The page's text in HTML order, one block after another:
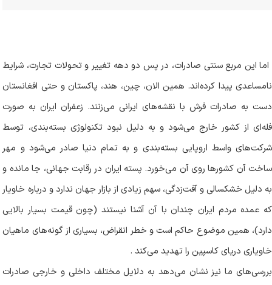
اما این مربع سنتی صادرات، در پس دو دهه تغییر و تحولات تجارت، شرایط
نامساعدی پیدا کرده‌اند. همین الان، چین، هند، پاکستان و حتی افغانستان
دست به صادرات فرش با نقشه‌های ایرانی می‌زنند. زعفران ایران به صورت
فله‌ای از کشور خارج می‌شود و به دلیل نبود تکنولوژی بسته‌بندی، توسط
شرکت‌های واسط اروپایی بسته‌بندی و به تمام دنیا صادر می‌شود و مهر
ساخت آن کشورها روی آن می‌خورد. پسته ایران در رقابت جهانی، جا مانده و
به دلیل خشکسالی و آفت‌زدگی، سهم زیادی از بازار جهان ندارد و درباره خاویار
که عمده مردم ایران چندان با آن آشنا نیستند (چون قیمت بسیار بالایی
دارد)، همین موضوع حاکم است و خطر انقراض، بسیاری از گونه‌های ماهیان
خاویاری دریای کاسپین را تهدید می‌کند .
بررسی‌های ما نیز نشان می‌دهد به دلایل مختلف داخلی و خارجی صادرات